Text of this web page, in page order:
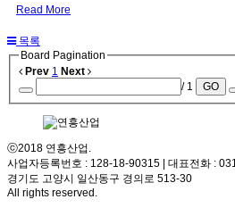
Read More
목록
Board Pagination
Prev 1 Next
/ 1
GO
ⓒ2018 연흥산업.
사업자등록번호 : 128-18-90315 | 대표전화 :
경기도 고양시 일산동구 경의로 513-30
All rights reserved.